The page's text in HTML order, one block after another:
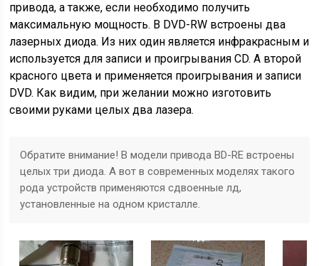
привода, а также, если необходимо получить
максимальную мощность. В DVD-RW встроены два
лазерных диода. Из них один является инфракрасным и
используется для записи и проигрывания CD. А второй
красного цвета и применяется проигрывания и записи
DVD. Как видим, при желании можно изготовить
своими руками целых два лазера.
Обратите внимание! В модели привода BD-RE встроены
целых три диода. А вот в современных моделях такого
рода устройств применяются сдвоенные лд,
установленные на одном кристалле.